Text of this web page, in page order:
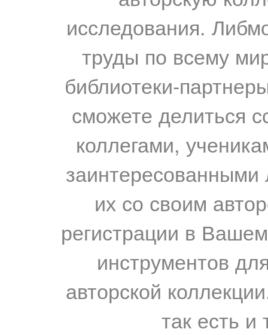
исследования.
труды по всему
библиотеки-
сможете делиться
коллегами,
их со своим
регистрации в
инструментов
авторской
так есть и